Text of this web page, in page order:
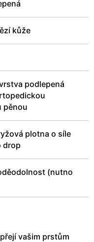
kůže
podlepená
pěnou
plotna o síle
drop
(nutno
vašim prstům